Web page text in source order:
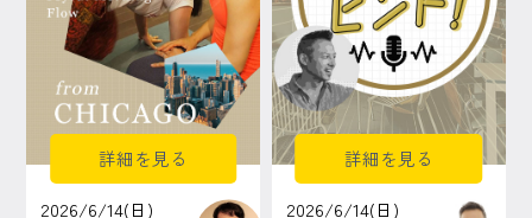
詳細を見る
2026/6/14(日)
詳細を見る
2026/6/14(日)